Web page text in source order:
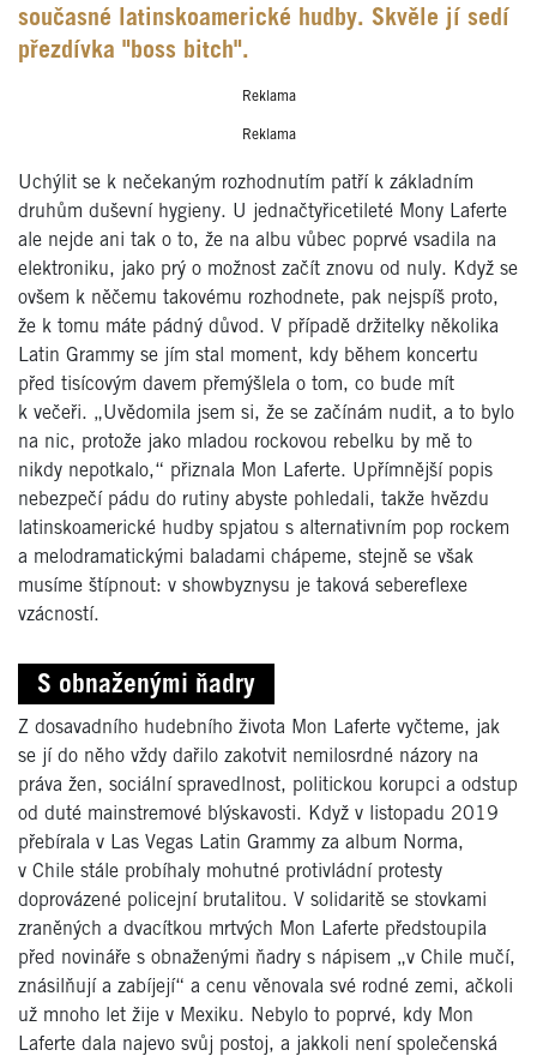
současné latinskoamerické hudby. Skvěle jí sedí
přezdívka "boss bitch".
Reklama
Reklama
Uchýlit se k nečekaným rozhodnutím patří k základním
druhům duševní hygieny. U jednačtyřicetileté Mony Laferte
ale nejde ani tak o to, že na albu vůbec poprvé vsadila na
elektroniku, jako prý o možnost začít znovu od nuly. Když se
ovšem k něčemu takovému rozhodnete, pak nejspíš proto,
že k tomu máte pádný důvod. V případě držitelky několika
Latin Grammy se jím stal moment, kdy během koncertu
před tisícovým davem přemýšlela o tom, co bude mít
k večeři. „Uvědomila jsem si, že se začínám nudit, a to bylo
na nic, protože jako mladou rockovou rebelku by mě to
nikdy nepotkalo,“ přiznala Mon Laferte. Upřímnější popis
nebezpečí pádu do rutiny abyste pohledali, takže hvězdu
latinskoamerické hudby spjatou s alternativním pop rockem
a melodramatickými baladami chápeme, stejně se však
musíme štípnout: v showbyznysu je taková sebereflexe
vzácností.
S obnaženými ňadry
Z dosavadního hudebního života Mon Laferte vyčteme, jak
se jí do něho vždy dařilo zakotvit nemilosrdné názory na
práva žen, sociální spravedlnost, politickou korupci a odstup
od duté mainstremové blýskavosti. Když v listopadu 2019
přebírala v Las Vegas Latin Grammy za album Norma,
v Chile stále probíhaly mohutné protivládní protesty
doprovázené policejní brutalitou. V solidaritě se stovkami
zraněných a dvacítkou mrtvých Mon Laferte předstoupila
před novináře s obnaženými ňadry s nápisem „v Chile mučí,
znásilňují a zabíjejí“ a cenu věnovala své rodné zemi, ačkoli
už mnoho let žije v Mexiku. Nebylo to poprvé, kdy Mon
Laferte dala najevo svůj postoj, a jakkoli není společenská